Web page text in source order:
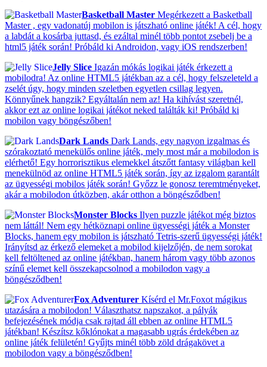
Basketball Master Megérkezett a Basketball
Master , egy vadonatúj mobilon is játszható online játék! A cél, hogy
a labdát a kosárba juttasd, és ezáltal minél több pontot zsebelj be a
html5 játék során! Próbáld ki Androidon, vagy iOS rendszerben!
Jelly Slice Igazán mókás logikai játék érkezett a
mobilodra! Az online HTML5 játékban az a cél, hogy felszeleteld a
zselét úgy, hogy minden szeletben egyetlen csillag legyen.
Könnyűnek hangzik? Egyáltalán nem az! Ha kihívást szeretnél,
akkor ezt az online logikai játékot neked találták ki! Próbáld ki
mobilon vagy böngészőben!
Dark Lands Dark Lands, egy nagyon izgalmas és
szórakoztató menekülős online játék, mely most már a mobilodon is
elérhető! Egy horrorisztikus elemekkel átszőtt fantasy világban kell
menekülnöd az online HTML5 játék során, így az izgalom garantált
az ügyességi mobilos játék során! Győzz le gonosz teremtményeket,
akár a mobilodon útközben, akár otthon a böngésződben!
Monster Blocks Ilyen puzzle játékot még biztos
nem láttál! Nem egy hétköznapi online ügyességi játék a Monster
Blocks, hanem egy mobilon is játszható Tetris-szerű ügyességi játék!
Irányítsd az érkező elemeket a mobilod kijelzőjén, de nem sorokat
kell feltöltened az online játékban, hanem három vagy több azonos
színű elemet kell összekapcsolnod a mobilodon vagy a
böngésződben!
Fox Adventurer Kísérd el Mr.Foxot mágikus
utazására a mobilodon! Választhatsz napszakot, a pályák
befejezésének módja csak rajtad áll ebben az online HTML5
játékban! Készítsz kőklónokat a magasabb ugrás érdekében az
online játék felületén! Gyűjts minél több zöld drágakövet a
mobilodon vagy a böngésződben!